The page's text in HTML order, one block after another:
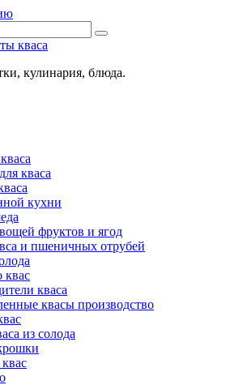
кваса
кулинария, блюда.
кваса
кухни
фруктов и ягод
и пшеничных отрубей
квас
кваса
квасы производство
из солода